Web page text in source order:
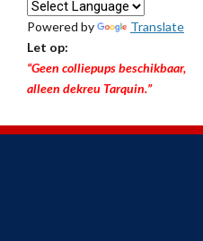
Powered by
Translate
Let op:
“Geen colliepups beschikbaar,
alleen dekreu Tarquin.”